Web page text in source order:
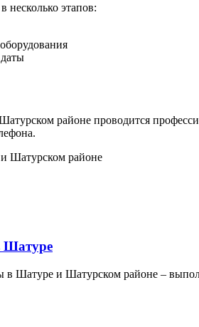
несколько этапов:
районе проводится
Шатуре
в Шатуре и Шатурском районе –